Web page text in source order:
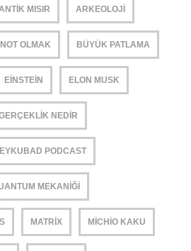
MISIR ARKEOLOJI
OLMAK BÜYÜK PATLAMA
EINSTEIN ELON MUSK
NEDIR
PODCAST
MEKANIĞI
MATRIX MICHIO KAKU